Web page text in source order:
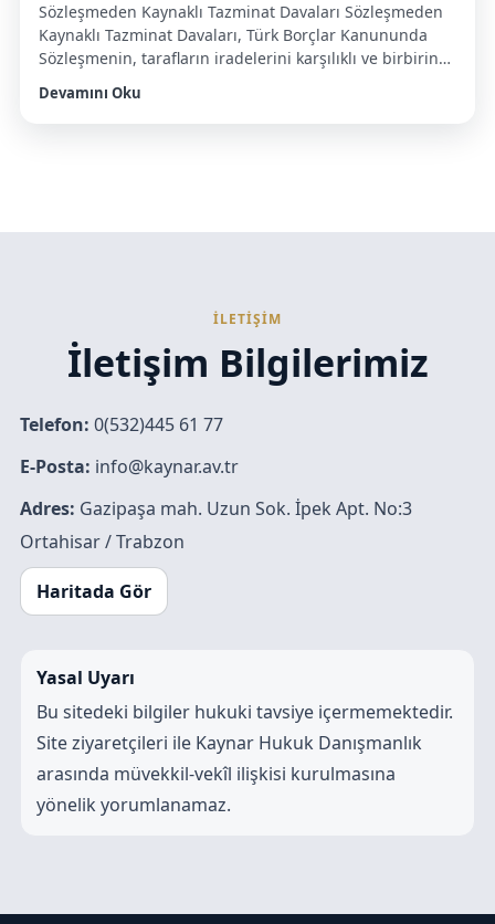
Sözleşmeden Kaynaklı Tazminat Davaları Sözleşmeden
Kaynaklı Tazminat Davaları, Türk Borçlar Kanununda
Sözleşmenin, tarafların iradelerini karşılıklı ve birbirine
uygun olarak açıklamalarıyla kurulduğu açıkça
düzenlenmiştir. Sözleşmelerin geçerliliği, kanunda aksi
Devamını Oku
İLETİŞİM
İletişim Bilgilerimiz
Telefon: 0(532)445 61 77
E-Posta: info@kaynar.av.tr
Adres: Gazipaşa mah. Uzun Sok. İpek Apt. No:3
Ortahisar / Trabzon
Haritada Gör
Yasal Uyarı
Bu sitedeki bilgiler hukuki tavsiye içermemektedir.
Site ziyaretçileri ile Kaynar Hukuk Danışmanlık
arasında müvekkil-vekîl ilişkisi kurulmasına
yönelik yorumlanamaz.